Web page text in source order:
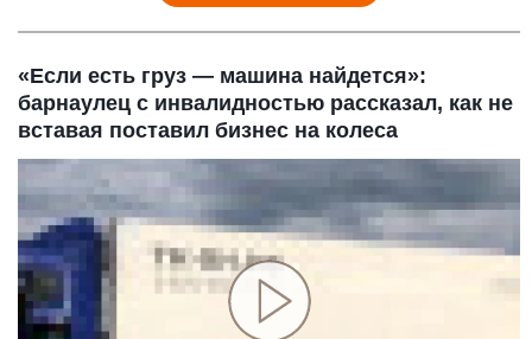
«Если есть груз — машина найдется»:
барнаулец с инвалидностью рассказал, как не
вставая поставил бизнес на колеса